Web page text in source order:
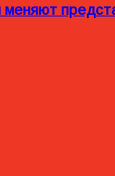
меняют